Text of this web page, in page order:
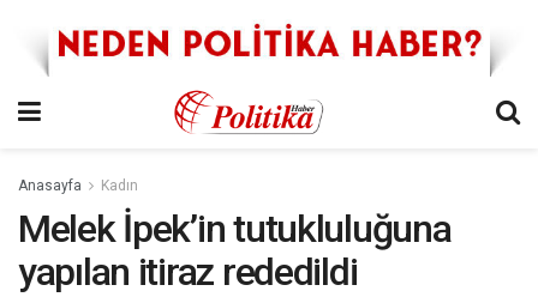
Anasayfa Kadın
Melek İpek’in tutukluluğuna
yapılan itiraz rededildi